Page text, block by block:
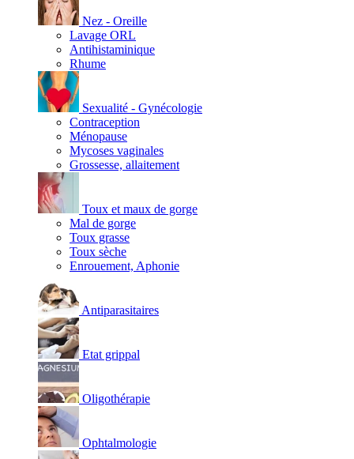
Nez - Oreille
Lavage ORL
Antihistaminique
Rhume
Sexualité - Gynécologie
Contraception
Ménopause
Mycoses vaginales
Grossesse, allaitement
Toux et maux de gorge
Mal de gorge
Toux grasse
Toux sèche
Enrouement, Aphonie
Antiparasitaires
Etat grippal
Oligothérapie
Ophtalmologie